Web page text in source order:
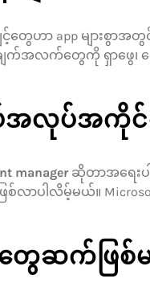
င့်တွေဟာ app များစွ
က်အလက်တွေကို ရှာဖွေ၊
ပ်အလုပ်အကို
managerဆိုတာအရေးပ
စ်လာပါလိမ့်မယ်။
တွေဆက်ဖြစ်